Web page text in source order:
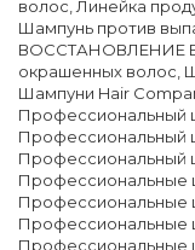
волос Линейка
Шампунь против
ВОССТАНОВЛЕНИЕ BB
окрашенных волос
Шампуни Hair
Профессиональный
Профессиональный
Профессиональный
Профессиональные
Профессиональные
Профессиональные
Профессиональные